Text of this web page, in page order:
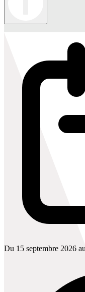
Du 15 septembre 2026